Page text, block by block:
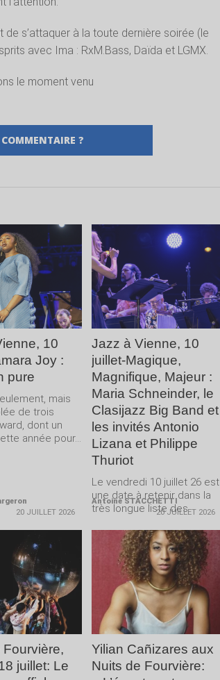
de s’attaquer à la toute dernière soirée (le
avec Ima : RxM.Bass, Daïda et LGMX.
le moment venu
?
LIRE LA
SUITE
10
Joy :
pure
mais
de trois
dont un
année pour...
20 JUILLET 2026
LIRE LA
Jazz à Vienne, 10
juillet-Magique,
Magnifique, Majeur :
Maria Schneinder, le
Clasijazz Big Band et
les invités Antonio
Lizana et Philippe
Thuriot
Le vendredi 10 juillet 26 est
une date à retenir dans la
très longue liste des
Antoine STACCHETTI
20 JUILLET 2026
LIRE LA
SUITE
Fourvière,
juillet: Le
LIRE LA
SUITE
Yilian Cañizares aux
Nuits de Fourvière: